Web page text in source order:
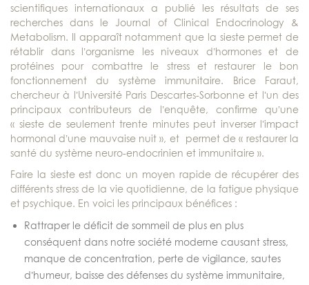
scientifiques internationaux a publié les résultats de ses
recherches dans le Journal of Clinical Endocrinology &
Metabolism. Il apparaît notamment que la sieste permet de
rétablir dans l’organisme les niveaux d’hormones et de
protéines pour combattre le stress et restaurer le bon
fonctionnement du système immunitaire. Brice Faraut,
chercheur à l’Université Paris Descartes-Sorbonne et l’un des
principaux contributeurs de l’enquête, confirme qu’une
« sieste de seulement trente minutes peut inverser l’impact
hormonal d’une mauvaise nuit », et permet de « restaurer la
santé du système neuro-endocrinien et immunitaire ».
Faire la sieste est donc un moyen rapide de récupérer des
différents stress de la vie quotidienne, de la fatigue physique
et psychique. En voici les principaux bénéfices :
Rattraper le déficit de sommeil de plus en plus
conséquent dans notre société moderne causant stress,
manque de concentration, perte de vigilance, sautes
d’humeur, baisse des défenses du système immunitaire,